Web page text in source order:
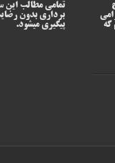
که
تمامی مطالب این
برداری بدون
پیگیری میشود.